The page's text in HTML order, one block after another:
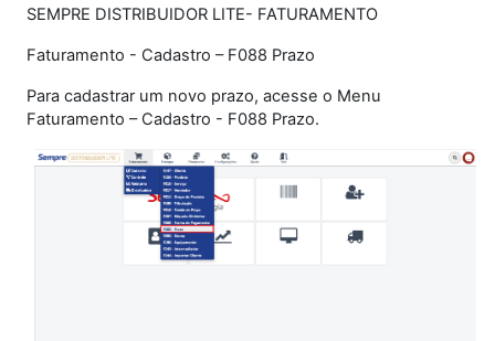
SEMPRE DISTRIBUIDOR LITE- FATURAMENTO
Faturamento - Cadastro – F088 Prazo
Para cadastrar um novo prazo, acesse o Menu
Faturamento – Cadastro - F088 Prazo.